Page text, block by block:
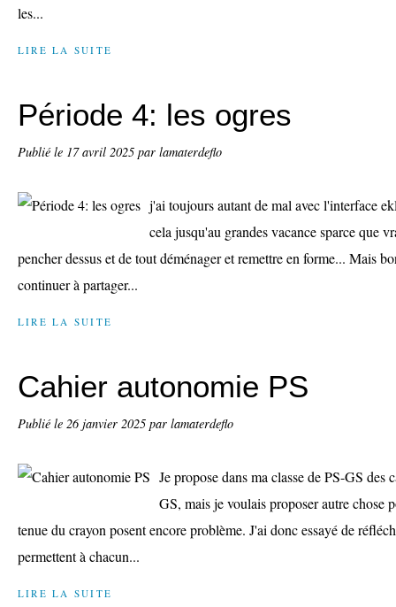
les...
LIRE LA SUITE
Période 4: les ogres
Publié le 17 avril 2025 par lamaterdeflo
j'ai toujours autant de mal avec l'interface
cela jusqu'au grandes vacance sparce que
pencher dessus et de tout déménager et remettre en forme... Mais
continuer à partager...
LIRE LA SUITE
Cahier autonomie PS
Publié le 26 janvier 2025 par lamaterdeflo
Je propose dans ma classe de PS-GS des
GS, mais je voulais proposer autre chose
tenue du crayon posent encore problème. J'ai donc essayé de
permettent à chacun...
LIRE LA SUITE